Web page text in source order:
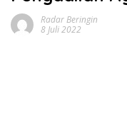
Radar Beringin
8 Juli 2022